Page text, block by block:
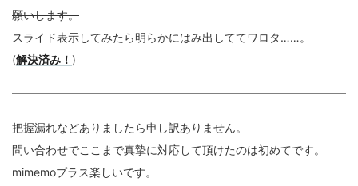
願いします。
スライド表示してみたら明らかにはみ出しててワロタ……。
(解決済み！ )
把握漏れなどありましたら申し訳ありません。
問い合わせでここまで真摯に対応して頂けたのは初めてです。
mimemoプラス楽しいです。